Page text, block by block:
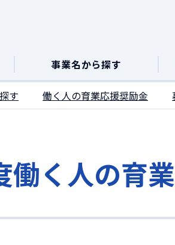
事業名から探す
す 働く人の育業応援奨励金
く人の育